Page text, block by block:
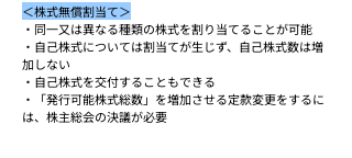
＜株式無償割当て＞
・同一又は異なる種類の株式を割り当てることが可能
・自己株式については割当てが生じず、自己株式数は増
加しない
・自己株式を交付することもできる
・「発行可能株式総数」を増加させる定款変更をするに
は、株主総会の決議が必要